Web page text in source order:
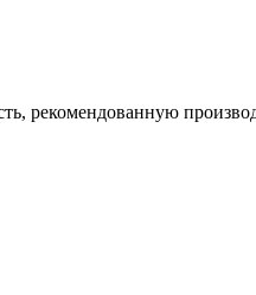
рекомендованную